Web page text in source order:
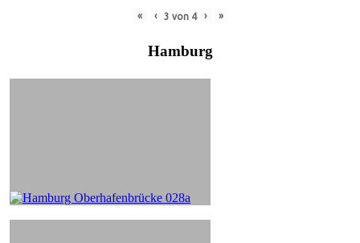
« ‹ 3 von 4 › »
Hamburg